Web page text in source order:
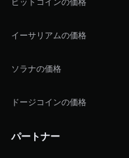
イーサリアムの価格
ソラナの価格
ドージコインの価格
パートナー